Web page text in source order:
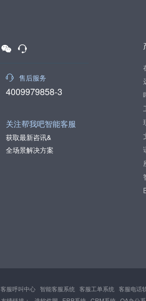
售后服务
4009979858-3
关注帮我吧智能客服
获取最新咨讯&
全场景解决方案
客服呼叫中心 智能客服系统 客服工单系统 客服电话